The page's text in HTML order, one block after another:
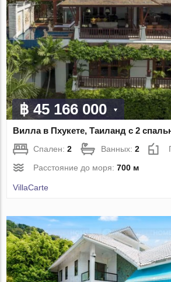
฿ 45 166 000
Вилла в Пхукете, Таиланд с 2
Спален:2 Ванных:2
Расстояние до моря:700 м
VillaСarte